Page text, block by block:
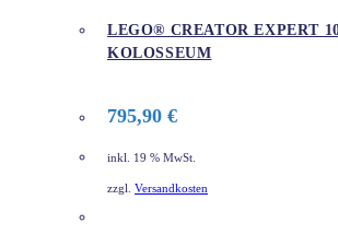
LEGO® CREATOR EXPERT
KOLOSSEUM
795,90 €
inkl. 19 % MwSt.
zzgl. Versandkosten